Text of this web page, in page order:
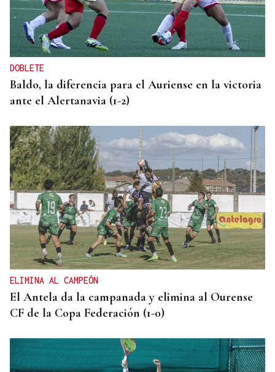
DOBLETE
Baldo, la diferencia para el Auriense en la victoria
ante el Alertanavia (1-2)
ELIMINA AL CAMPEÓN
El Antela da la campanada y elimina al Ourense
CF de la Copa Federación (1-0)